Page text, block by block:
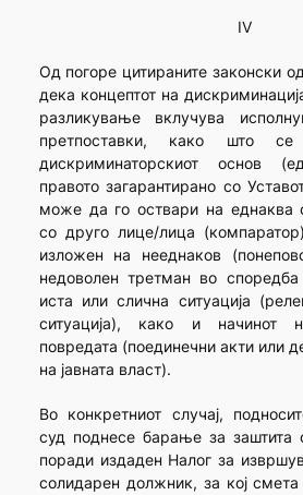
IV
Од погоре цитираните законски
дека концептот на
разликување вклучува
претпоставки, како што
дискриминаторскиот основ
правото загарантирано со
може да го оствари на еднаква
со друго лице/лица
изложен на нееднаков
недоволен третман во
иста или слична ситуација
ситуација), како и начинот
повредата (поединечни акти или
на јавната власт).
Во конкретниот случај,
суд поднесе барање за заштита
поради издаден Налог за
солидарен должник, за кој